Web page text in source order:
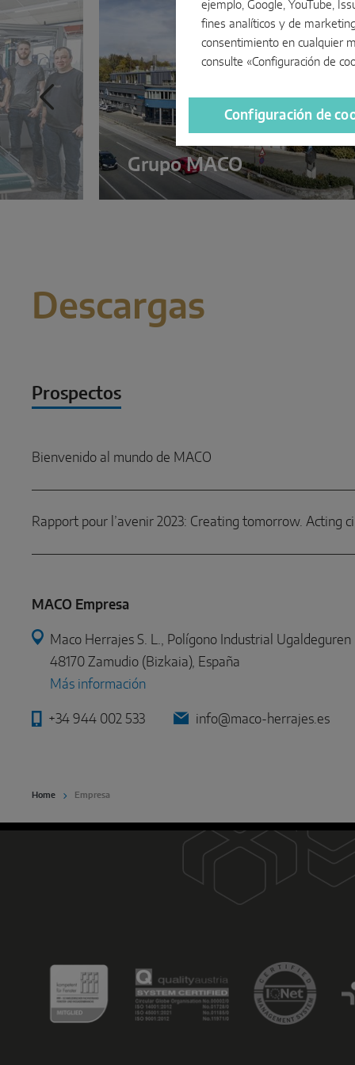
Grupo MACO
Descargas
Prospectos
Bienvenido al mundo de MACO
Rapport pour l’avenir 2023: Creating tomorrow. Acting
MACO Empresa
Maco Herrajes S. L., Polígono Industrial Ugaldeguren
48170 Zamudio (Bizkaia), España
Más información
+34 944 002 533 info@maco-herrajes.es
Home Empresa
ejemplo, Google, YouTube,
fines analíticos y de
consentimiento en cualquier
consulte «Configuración de
Configuración de